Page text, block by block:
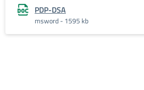
PDP-DSA
msword - 1595 kb